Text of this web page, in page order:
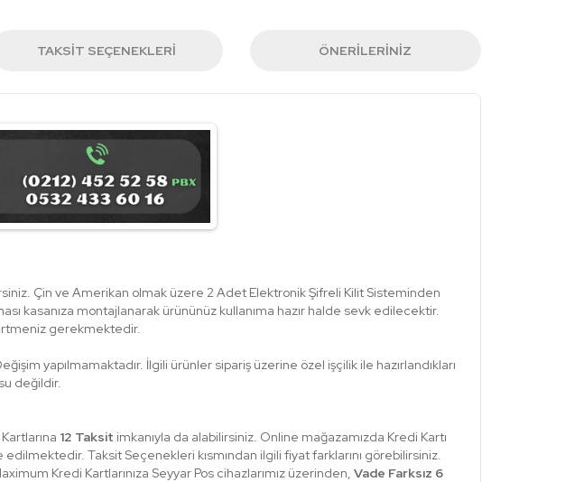
TAKSIT SEÇENEKLERI ÖNERILERINIZ
Çin ve Amerikan olmak üzere 2 Adet Elektronik Şifreli Kilit Sisteminden
kasanıza montajlanarak ürününüz kullanıma hazır halde sevk edilecektir.
gerekmektedir.
yapılmamaktadır. İlgili ürünler sipariş üzerine özel işçilik ile hazırlandıkları
değildir.
12 Taksit imkanıyla da alabilirsiniz. Online mağazamızda Kredi Kartı
Taksit Seçenekleri kısmından ilgili fiyat farklarını görebilirsiniz.
Kredi Kartlarınıza Seyyar Pos cihazlarımız üzerinden, Vade Farksız 6